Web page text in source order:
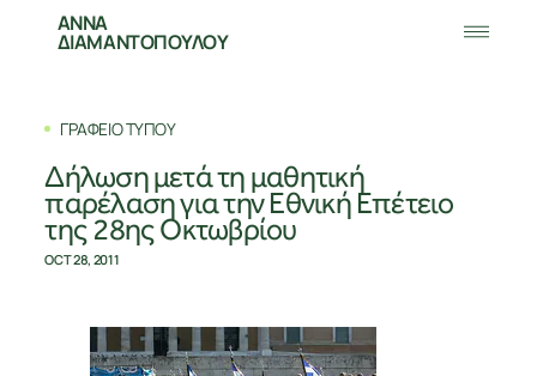
ΑΝΝΑ
ΔΙΑΜΑΝΤΟΠΟΥΛΟΥ
ΓΡΑΦΕΙΟ ΤΥΠΟΥ
Δήλωση μετά τη μαθητική
παρέλαση για την Εθνική Επέτειο
της 28ης Οκτωβρίου
OCT 28, 2011